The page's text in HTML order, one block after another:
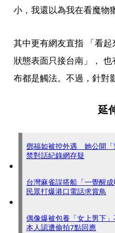
小，我還以為我在看魔物
其中更有網友直指 「看
狀態表面只接台南」， 也
布都是觸法。不過，針對
延
鄧福如被控外遇 她公開「
禁對話紀錄網存疑
台灣麻雀誤搭船「一覺醒
民眾打爆港口電話求賞鳥
偶像爆被包養「女上男下
本人認遭偷拍7點回應